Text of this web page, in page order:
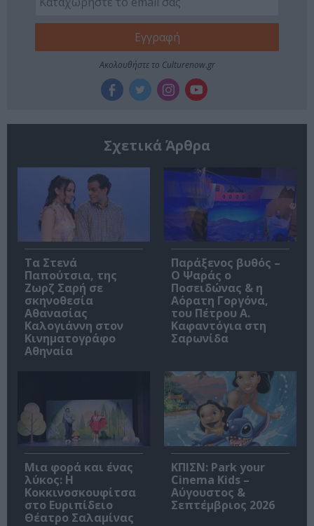
Ακολουθήστε το Culturenow.gr
Σχετικά Άρθρα
Τα Στενά
Παπούτσια, της
Ζωρζ Σαρή σε
σκηνοθεσία
Αθανασίας
Καλογιάννη στον
Κινηματογράφο
Αθηναία
Παράξενος βυθός –
Ο Ψαράς ο
Ποσειδώνας & η
Αόρατη Γοργόνα,
του Πέτρου Α.
Καφαντόγια στη
Σαρωνίδα
Μια φορά και ένας
λύκος: Η
Κοκκινοσκουφίτσα
στο Ευριπίδειο
Θέατρο Σαλαμίνας
ΚΠΙΣΝ: Park your
Cinema Kids –
Αύγουστος &
Σεπτέμβριος 2026